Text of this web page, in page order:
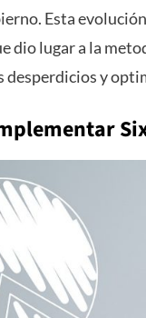
Esta
dio lugar a la
y